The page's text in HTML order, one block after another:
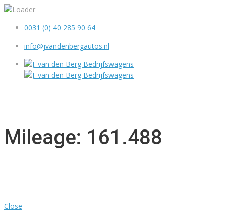
0031 (0) 40 285 90 64
info@jvandenbergautos.nl
Mileage: 161.488
Close